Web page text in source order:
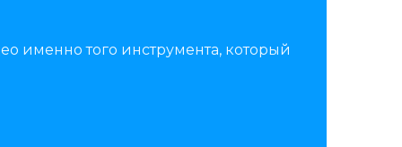
именно того инструмента, который